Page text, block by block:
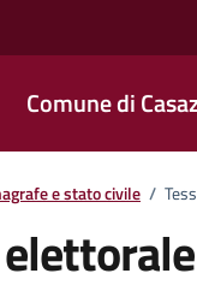
Comune di
e stato civile /